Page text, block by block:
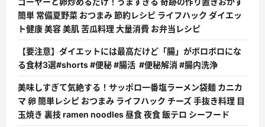
簡単 常備夏野菜 おつまみ 節約レシピ ライフハック ダイエッ
ト健康 美容 美肌 苦瓜料理 大量消費 お弁当レシピ
【要注意】ダイエットには最高だけど「腸」がボロボロにな
る食材3選#shorts #便秘 #腸活 #便秘解消 #腸内洗浄
美味しすぎて気絶する！サッポロ一番塩ラーメン袋麺 カニカ
マ 卵 簡単レシピ おつまみ ライフハック チーズ 手抜き料理 目
玉焼き 裏技 ramen noodles 昼食 夜食 飯テロ シーフード